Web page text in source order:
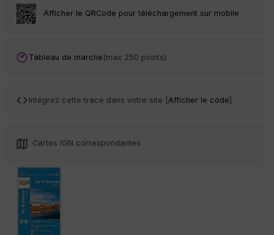
Afficher le QRCode pour téléchargement sur mobile
Tableau de marche (max 250 points)
Intégrez cette trace dans votre site [Afficher le code]
Cartes IGN correspondantes